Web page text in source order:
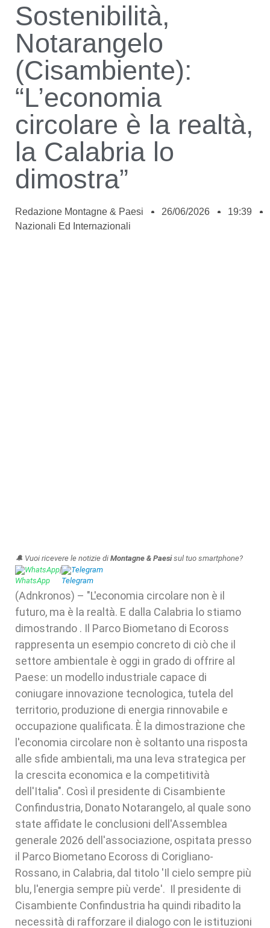
Sostenibilità,
Notarangelo
(Cisambiente):
“L’economia
circolare è la realtà,
la Calabria lo
dimostra”
Redazione Montagne & Paesi 26/06/2026
19:39
Nazionali Ed Internazionali
🔔 Vuoi ricevere le notizie di Montagne & Paesisul tuo smartphone?
WhatsApp| Telegram
(Adnkronos) – "L'economia circolare non è il
futuro, ma è la realtà. E dalla Calabria lo stiamo
dimostrando . Il Parco Biometano di Ecoross
rappresenta un esempio concreto di ciò che il
settore ambientale è oggi in grado di offrire al
Paese: un modello industriale capace di
coniugare innovazione tecnologica, tutela del
territorio, produzione di energia rinnovabile e
occupazione qualificata. È la dimostrazione che
l'economia circolare non è soltanto una risposta
alle sfide ambientali, ma una leva strategica per
la crescita economica e la competitività
dell'Italia". Così il presidente di Cisambiente
Confindustria, Donato Notarangelo, al quale sono
state affidate le conclusioni dell'Assemblea
generale 2026 dell'associazione, ospitata presso
il Parco Biometano Ecoross di Corigliano-
Rossano, in Calabria, dal titolo 'Il cielo sempre più
blu, l'energia sempre più verde'. Il presidente di
Cisambiente Confindustria ha quindi ribadito la
necessità di rafforzare il dialogo con le istituzioni